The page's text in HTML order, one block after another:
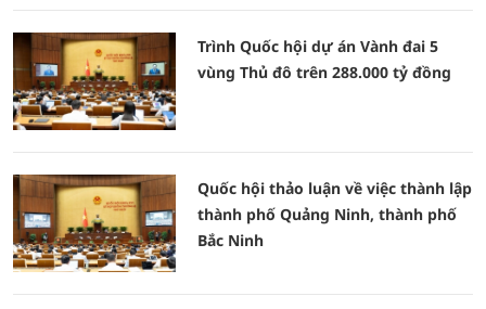
Trình Quốc hội dự án Vành đai 5
vùng Thủ đô trên 288.000 tỷ đồng
Quốc hội thảo luận về việc thành lập
thành phố Quảng Ninh, thành phố
Bắc Ninh